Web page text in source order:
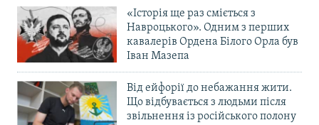
«Історія ще раз сміється з
Навроцького». Одним з перших
кавалерів Ордена Білого Орла був
Іван Мазепа
Від ейфорії до небажання жити.
Що відбувається з людьми після
звільнення із російського полону